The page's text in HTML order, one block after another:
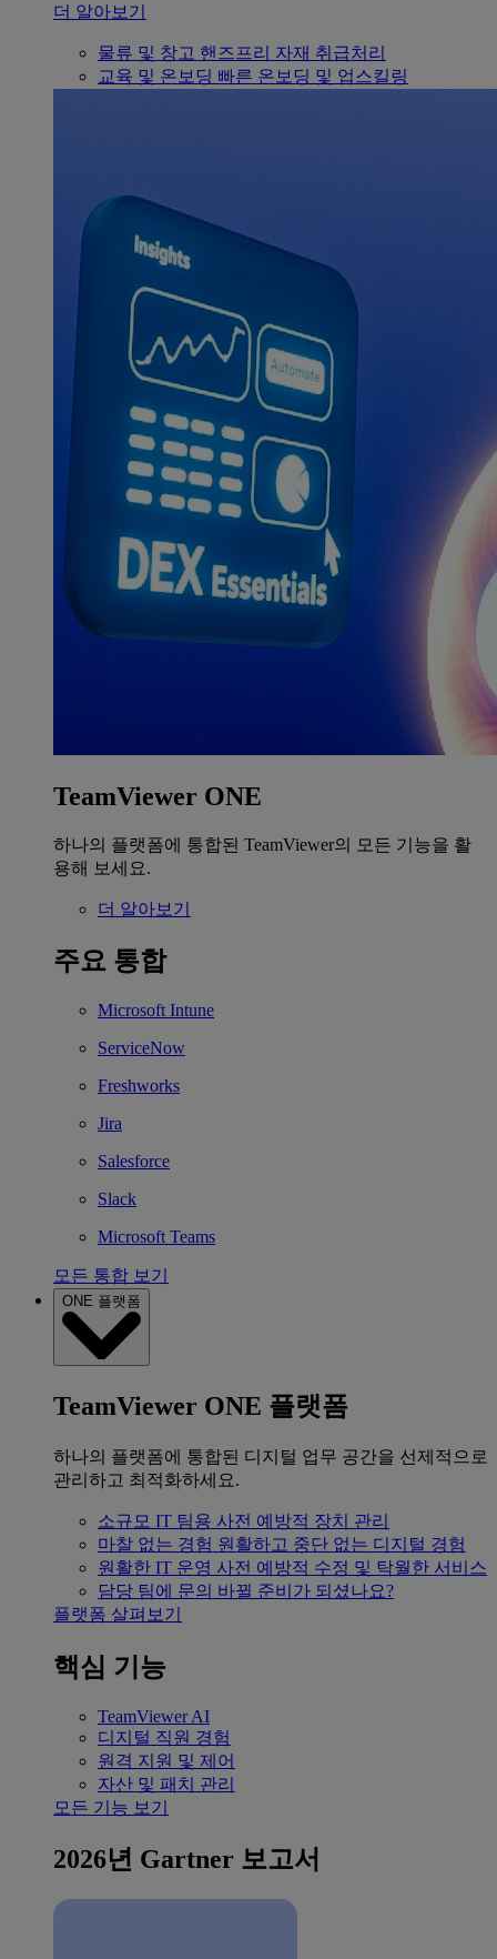
더 알아보기
물류 및 창고 핸즈프리 자재 취급처리
교육 및 온보딩 빠른 온보딩 및 업스킬링
TeamViewer ONE
하나의 플랫폼에 통합된 TeamViewer의 모든 기능을 활
용해 보세요.
더 알아보기
주요 통합
Microsoft Intune
ServiceNow
Freshworks
Jira
Salesforce
Slack
Microsoft Teams
모든 통합 보기
ONE 플랫폼
TeamViewer ONE 플랫폼
하나의 플랫폼에 통합된 디지털 업무 공간을 선제적으로
관리하고 최적화하세요.
소규모 IT 팀용 사전 예방적 장치 관리
마찰 없는 경험 원활하고 중단 없는 디지털 경험
원활한 IT 운영 사전 예방적 수정 및 탁월한 서비스
담당 팀에 문의 바뀔 준비가 되셨나요?
플랫폼 살펴보기
핵심 기능
TeamViewer AI
디지털 직원 경험
원격 지원 및 제어
자산 및 패치 관리
모든 기능 보기
2026년 Gartner 보고서